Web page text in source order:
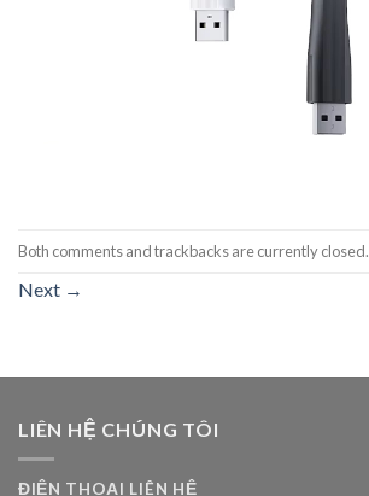
Both comments and trackbacks are currently closed.
Next →
LIÊN HỆ CHÚNG TÔI
ĐIỆN THOẠI LIÊN HỆ